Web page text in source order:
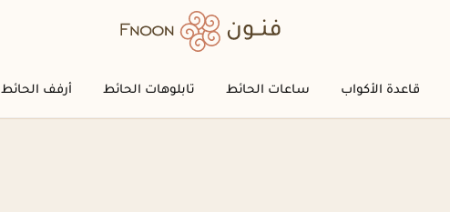
قاعدة الأكواب ساعات الحائط تابلوهات الحائط أرفف الحائط